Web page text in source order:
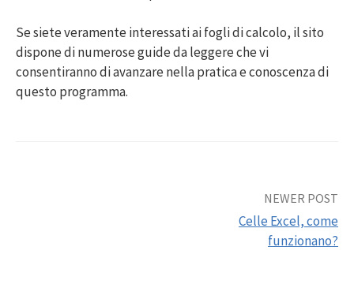
Se siete veramente interessati ai fogli di calcolo, il sito
dispone di numerose guide da leggere che vi
consentiranno di avanzare nella pratica e conoscenza di
questo programma.
NEWER POST
Celle Excel, come
funzionano?